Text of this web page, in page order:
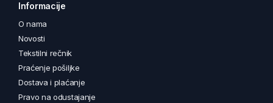
Informacije
O nama
Novosti
Tekstilni rečnik
Praćenje pošiljke
Dostava i plaćanje
Pravo na odustajanje